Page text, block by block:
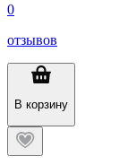
0
отзывов
В корзину